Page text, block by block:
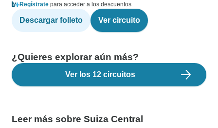
Regístrate para acceder a los descuentos
Descargar folleto Ver circuito
¿Quieres explorar aún más?
Ver los 12 circuitos
Leer más sobre Suiza Central